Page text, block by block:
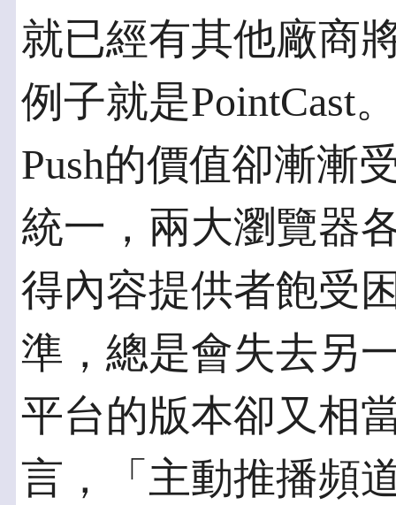
就已經有其他廠商
例子就是PointCast
Push的價值卻漸漸
統一，兩大瀏覽器
得內容提供者飽受
準，總是會失去另
平台的版本卻又相
言，「主動推播頻